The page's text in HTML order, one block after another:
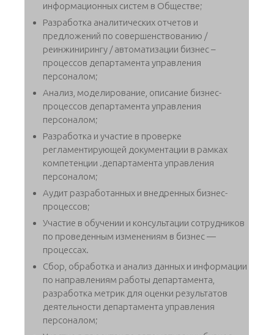
информационных систем в Обществе;
Разработка аналитических отчетов и
предложений по совершенствованию /
реинжинирингу / автоматизации бизнес –
процессов департамента управления
персоналом;
Анализ, моделирование, описание бизнес-
процессов департамента управления
персоналом;
Разработка и участие в проверке
регламентирующей документации в рамках
компетенции .департамента управления
персоналом;
Аудит разработанных и внедренных бизнес-
процессов;
Участие в обучении и консультации сотрудников
по проведенным изменениям в бизнес —
процессах.
Сбор, обработка и анализ данных и информации
по направлениям работы департамента,
разработка метрик для оценки результатов
деятельности департамента управления
персоналом;